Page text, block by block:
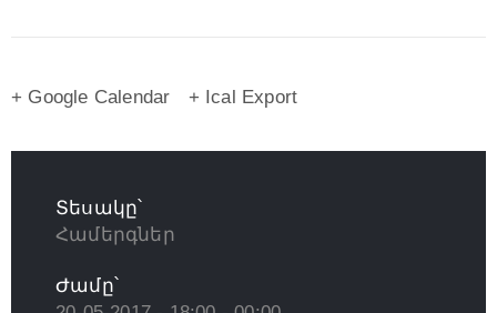
+ Google Calendar + Ical Export
Տեսակը՝
Համերգներ
Ժամը՝